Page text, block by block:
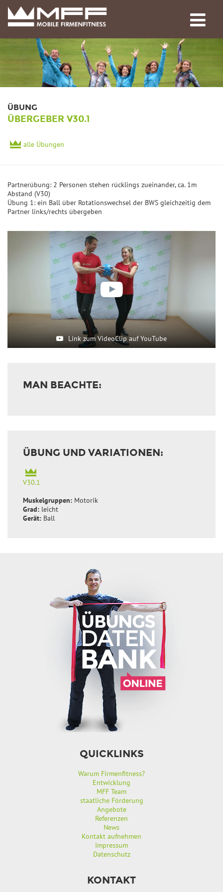
ÜBUNG
ÜBERGEBER V30.1
alle Übungen
Partnerübung: 2 Personen stehen rücklings zueinander, ca. 1m
Abstand (V30)
Übung 1: ein Ball über Rotationswechsel der BWS gleichzeitig dem
Partner links/rechts übergeben
Link zum VideoClip auf YouTube
MAN BEACHTE:
ÜBUNG UND VARIATIONEN:
V30.1
Muskelgruppen: Motorik
Grad: leicht
Gerät: Ball
QUICKLINKS
Warum Firmenfitness?
Entwicklung
MFF Team
staatliche Förderung
Angebote
Referenzen
News
Kontakt aufnehmen
Impressum
Datenschutz
KONTAKT